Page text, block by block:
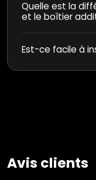
Quelle est la
et le boîtier
Est-ce facile à
Avis clients